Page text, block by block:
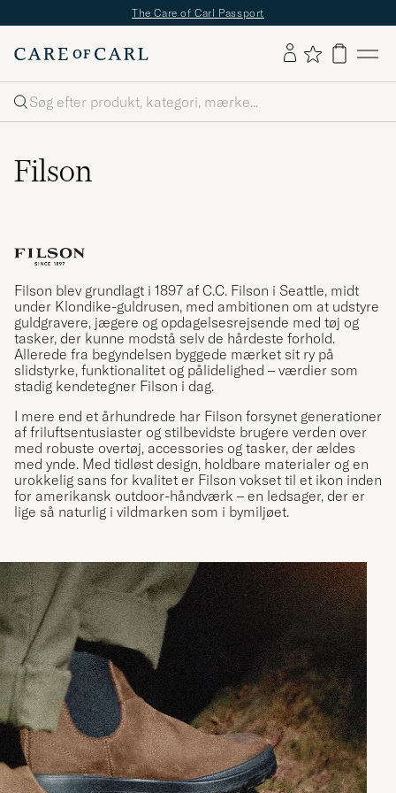
Fri fragt over 499;-✔Fri retur✔1–3 dages levering
Søg
Filson
Filson blev grundlagt i 1897 af C.C. Filson i Seattle, midt
under Klondike-guldrusen, med ambitionen om at udstyre
guldgravere, jægere og opdagelsesrejsende med tøj og
tasker, der kunne modstå selv de hårdeste forhold.
Allerede fra begyndelsen byggede mærket sit ry på
slidstyrke, funktionalitet og pålidelighed – værdier som
stadig kendetegner Filson i dag.
I mere end et århundrede har Filson forsynet generationer
af friluftsentusiaster og stilbevidste brugere verden over
med robuste overtøj, accessories og tasker, der ældes
med ynde. Med tidløst design, holdbare materialer og en
urokkelig sans for kvalitet er Filson vokset til et ikon inden
for amerikansk outdoor-håndværk – en ledsager, der er
lige så naturlig i vildmarken som i bymiljøet.